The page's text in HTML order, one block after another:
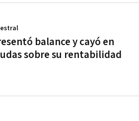
balance y cayó en
sobre su rentabilidad